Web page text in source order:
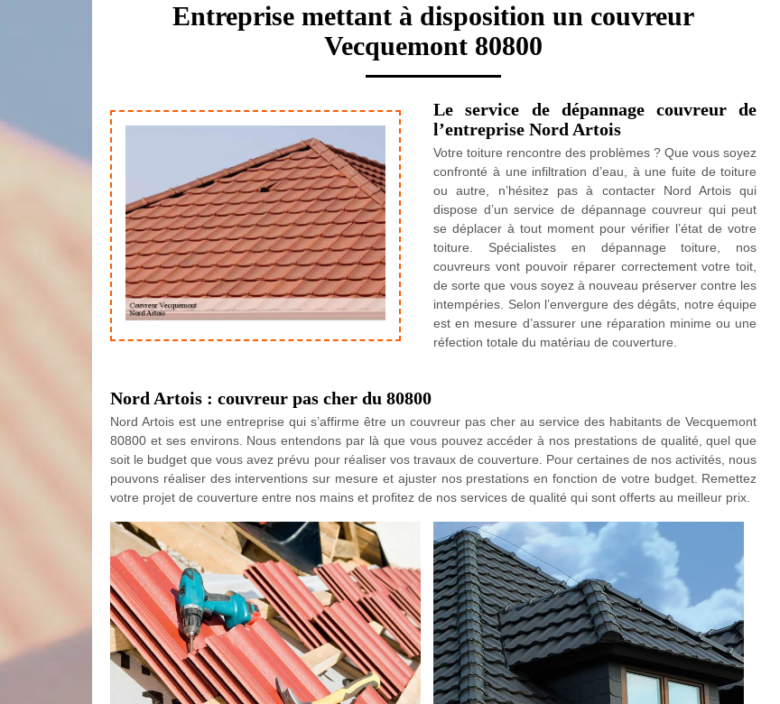
Entreprise mettant à disposition un couvreur
Vecquemont 80800
Le service de dépannage couvreur de
l’entreprise Nord Artois
Votre toiture rencontre des problèmes ? Que vous soyez
confronté à une infiltration d’eau, à une fuite de toiture
ou autre, n’hésitez pas à contacter Nord Artois qui
dispose d’un service de dépannage couvreur qui peut
se déplacer à tout moment pour vérifier l’état de votre
toiture. Spécialistes en dépannage toiture, nos
couvreurs vont pouvoir réparer correctement votre toit,
de sorte que vous soyez à nouveau préserver contre les
intempéries. Selon l’envergure des dégâts, notre équipe
est en mesure d’assurer une réparation minime ou une
réfection totale du matériau de couverture.
Nord Artois : couvreur pas cher du 80800
Nord Artois est une entreprise qui s’affirme être un couvreur pas cher au service des habitants de Vecquemont
80800 et ses environs. Nous entendons par là que vous pouvez accéder à nos prestations de qualité, quel que
soit le budget que vous avez prévu pour réaliser vos travaux de couverture. Pour certaines de nos activités, nous
pouvons réaliser des interventions sur mesure et ajuster nos prestations en fonction de votre budget. Remettez
votre projet de couverture entre nos mains et profitez de nos services de qualité qui sont offerts au meilleur prix.